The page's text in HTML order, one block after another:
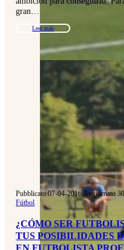
gran…
Leer más
Pubblicato 07-04-2016|Aggiornato
Fútbol
¿CÓMO SER
TUS POSIBILIDADES